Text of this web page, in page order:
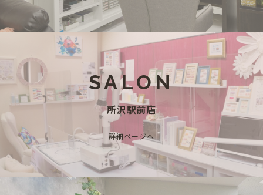
SALON
所沢駅前店
詳細ページへ